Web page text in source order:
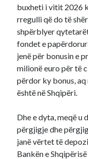
buxheti i vitit 2026
rregulli që do të
shpërblyer
fondet e
jenë për bonusin e
milionë euro për të
përdor ky bonus, aq
është në Shqipëri.
Dhe e dyta, meqë u
përgjigje dhe
janë vërtet të
Bankën e